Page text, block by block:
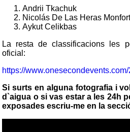
Andrii Tkachuk
Nicolás De Las Heras
Aykut Celikbas
La resta de classificacions les
oficial:
https://
Si surts en alguna fotografia i
d`aigua o si vas estar a les 24h
exposades escriu-me en la